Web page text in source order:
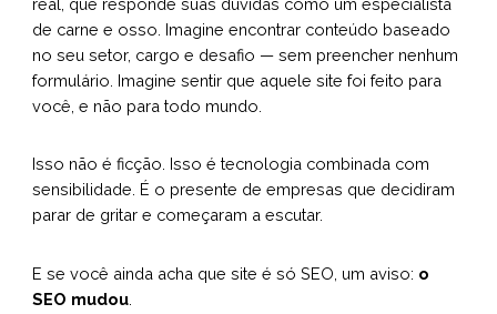
real, que responde suas dúvidas como um especialista
de carne e osso. Imagine encontrar conteúdo baseado
no seu setor, cargo e desafio — sem preencher nenhum
formulário. Imagine sentir que aquele site foi feito para
você, e não para todo mundo.
Isso não é ficção. Isso é tecnologia combinada com
sensibilidade. É o presente de empresas que decidiram
parar de gritar e começaram a escutar.
E se você ainda acha que site é só SEO, um aviso: o
SEO mudou